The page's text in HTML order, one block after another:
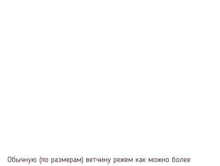
Обычную (по размерам) ветчину режем как можно более